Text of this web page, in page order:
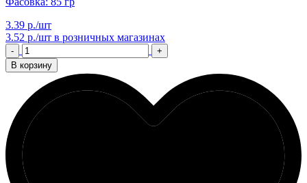
3.39 р./шт
3.52 р./шт в розничных магазинах
-
+
В корзину